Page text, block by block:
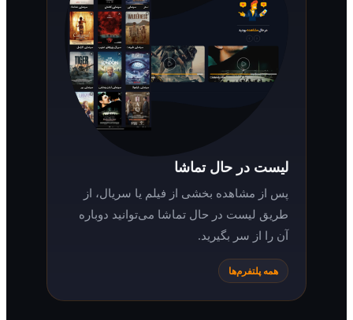
لیست در حال تماشا
پس از مشاهده بخشی از فیلم یا سریال، از
طریق لیست در حال تماشا می‌توانید دوباره
آن را از سر بگیرید.
همه پلتفرم‌ها